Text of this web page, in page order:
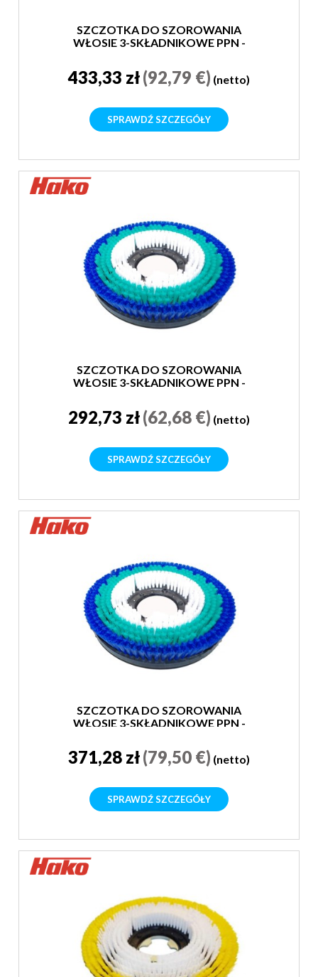
SZCZOTKA DO SZOROWANIA
WŁOSIE 3-SKŁADNIKOWE PPN -
433,33 zł(92,79 €) (netto)
SPRAWDŹ SZCZEGÓŁY
SZCZOTKA DO SZOROWANIA
WŁOSIE 3-SKŁADNIKOWE PPN -
292,73 zł(62,68 €) (netto)
SPRAWDŹ SZCZEGÓŁY
SZCZOTKA DO SZOROWANIA
WŁOSIE 3-SKŁADNIKOWE PPN -
371,28 zł(79,50 €) (netto)
SPRAWDŹ SZCZEGÓŁY